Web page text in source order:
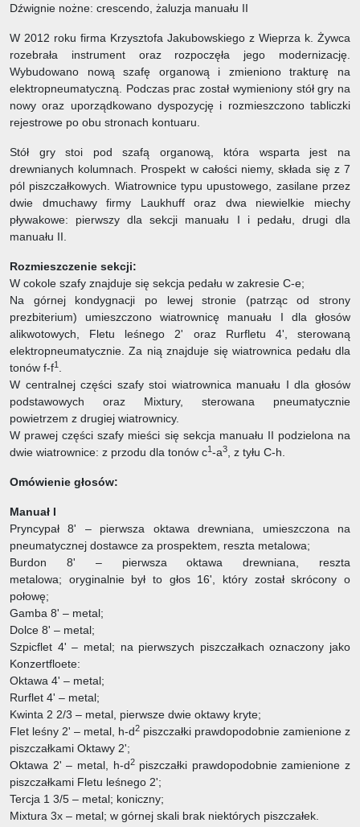
Dźwignie nożne: crescendo, żaluzja manuału II
W 2012 roku firma Krzysztofa Jakubowskiego z Wieprza k. Żywca
rozebrała instrument oraz rozpoczęła jego modernizację.
Wybudowano nową szafę organową i zmieniono trakturę na
elektropneumatyczną. Podczas prac został wymieniony stół gry na
nowy oraz uporządkowano dyspozycję i rozmieszczono tabliczki
rejestrowe po obu stronach kontuaru.
Stół gry stoi pod szafą organową, która wsparta jest na
drewnianych kolumnach. Prospekt w całości niemy, składa się z 7
pól piszczałkowych. Wiatrownice typu upustowego, zasilane przez
dwie dmuchawy firmy Laukhuff oraz dwa niewielkie miechy
pływakowe: pierwszy dla sekcji manuału I i pedału, drugi dla
manuału II.
Rozmieszczenie sekcji:
W cokole szafy znajduje się sekcja pedału w zakresie C-e;
Na górnej kondygnacji po lewej stronie (patrząc od strony
prezbiterium) umieszczono wiatrownicę manuału I dla głosów
alikwotowych, Fletu leśnego 2' oraz Rurfletu 4', sterowaną
elektropneumatycznie. Za nią znajduje się wiatrownica pedału dla
tonów f-f1
W centralnej części szafy stoi wiatrownica manuału I dla głosów
podstawowych oraz Mixtury, sterowana pneumatycznie
powietrzem z drugiej wiatrownicy.
W prawej części szafy mieści się sekcja manuału II podzielona na
dwie wiatrownice: z przodu dla tonów c1-a3 , z tyłu C-h.
Omówienie głosów:
Manuał I
Pryncypał 8' – pierwsza oktawa drewniana, umieszczona na
pneumatycznej dostawce za prospektem, reszta metalowa;
Burdon 8' – pierwsza oktawa drewniana, reszta
metalowa; oryginalnie był to głos 16', który został skrócony o
połowę;
Gamba 8' – metal;
Dolce 8' – metal;
Szpicflet 4' – metal; na pierwszych piszczałkach oznaczony jako
Konzertfloete:
Oktawa 4' – metal;
Rurflet 4' – metal;
Kwinta 2 2/3 – metal, pierwsze dwie oktawy kryte;
Flet leśny 2' – metal, h-d2 piszczałki prawdopodobnie zamienione z
piszczałkami Oktawy 2';
Oktawa 2' – metal, h-d2piszczałki prawdopodobnie zamienione z
piszczałkami Fletu leśnego 2';
Tercja 1 3/5 – metal; koniczny;
Mixtura 3x – metal; w górnej skali brak niektórych piszczałek.